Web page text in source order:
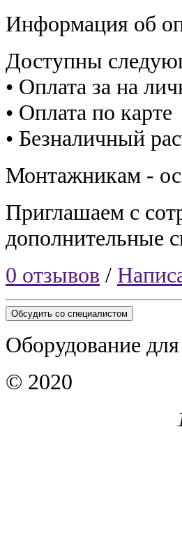
Информация об
Доступны
• Оплата за на
• Оплата по карте
• Безналичный
Монтажникам -
Приглашаем с
дополнительные
0 отзывов /
Обсудить со специалистом
Оборудование
© 2020